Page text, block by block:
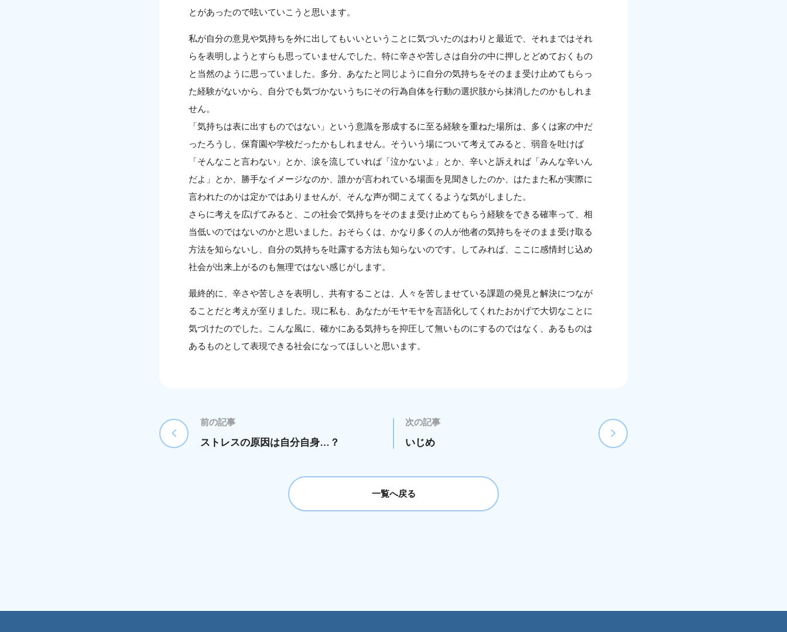
とがあったので呟いていこうと思います。
私が自分の意見や気持ちを外に出してもいいということに気づいたのはわりと最近で、それまではそれ
らを表明しようとすらも思っていませんでした。特に辛さや苦しさは自分の中に押しとどめておくもの
と当然のように思っていました。多分、あなたと同じように自分の気持ちをそのまま受け止めてもらっ
た経験がないから、自分でも気づかないうちにその行為自体を行動の選択肢から抹消したのかもしれま
せん。
「気持ちは表に出すものではない」という意識を形成するに至る経験を重ねた場所は、多くは家の中だ
ったろうし、保育園や学校だったかもしれません。そういう場について考えてみると、弱音を吐けば
「そんなこと言わない」とか、涙を流していれば「泣かないよ」とか、辛いと訴えれば「みんな辛いん
だよ」とか、勝手なイメージなのか、誰かが言われている場面を見聞きしたのか、はたまた私が実際に
言われたのかは定かではありませんが、そんな声が聞こえてくるような気がしました。
さらに考えを広げてみると、この社会で気持ちをそのまま受け止めてもらう経験をできる確率って、相
当低いのではないのかと思いました。おそらくは、かなり多くの人が他者の気持ちをそのまま受け取る
方法を知らないし、自分の気持ちを吐露する方法も知らないのです。してみれば、ここに感情封じ込め
社会が出来上がるのも無理ではない感じがします。
最終的に、辛さや苦しさを表明し、共有することは、人々を苦しませている課題の発見と解決につなが
ることだと考えが至りました。現に私も、あなたがモヤモヤを言語化してくれたおかげで大切なことに
気づけたのでした。こんな風に、確かにある気持ちを抑圧して無いものにするのではなく、あるものは
あるものとして表現できる社会になってほしいと思います。
前の記事
ストレスの原因は自分自身…？
次の記事
いじめ
一覧へ戻る